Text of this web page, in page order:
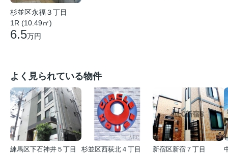
杉並区永福３丁目
1R (10.49㎡)
6.5万円
よく見られている物件
練馬区下石神井５丁目
杉並区西荻北４丁目
新宿区新宿７丁目